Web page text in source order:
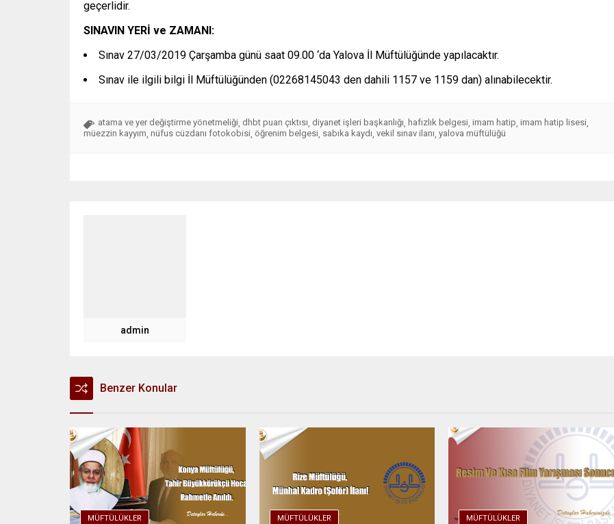
geçerlidir.
SINAVIN YERİ ve ZAMANI:
Sınav 27/03/2019 Çarşamba günü saat 09.00 ‘da Yalova İl Müftülüğünde yapılacaktır.
Sınav ile ilgili bilgi İl Müftülüğünden (02268145043 den dahili 1157 ve 1159 dan) alınabilecektir.
atama ve yer değiştirme yönetmeliği, dhbt puan çıktısı, diyanet işleri başkanlığı, hafızlık belgesi, imam hatip, imam hatip lisesi,
müezzin kayyım, nüfus cüzdanı fotokobisi, öğrenim belgesi, sabıka kaydı, vekil sınav ilanı, yalova müftülüğü
admin
Benzer Konular
MÜFTÜLÜKLER MÜFTÜLÜKLER MÜFTÜLÜKLER